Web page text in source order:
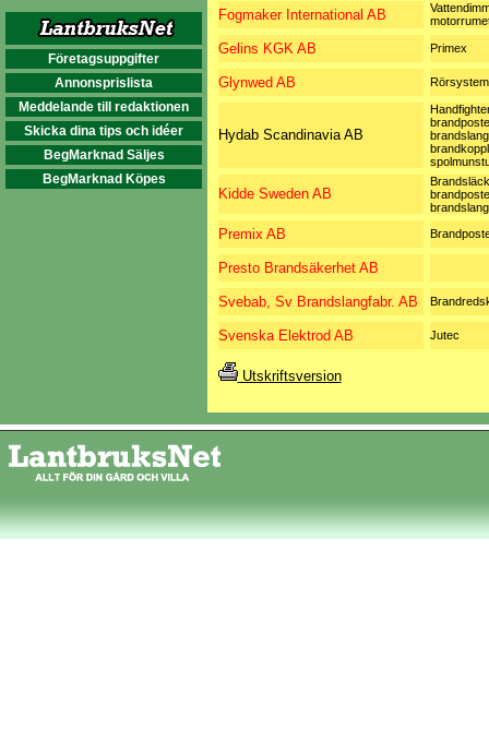
Företagsuppgifter
Annonsprislista
Meddelande till redaktionen
Skicka dina tips och idéer
BegMarknad Säljes
BegMarknad Köpes
Fogmaker International AB
Gelins KGK AB Primex
Glynwed AB Rörsystem
Hydab Scandinavia AB
Kidde Sweden AB
brandslang
Premix AB
Presto Brandsäkerhet AB
Svebab, Sv Brandslangfabr. AB
Svenska Elektrod AB Jutec
Utskriftsversion